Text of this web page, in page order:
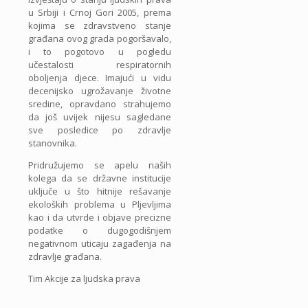
u Srbiji i Crnoj Gori 2005, prema
kojima se zdravstveno stanje
građana ovog grada pogoršavalo,
i to pogotovo u pogledu
učestalosti respiratornih
oboljenja djece. Imajući u vidu
decenijsko ugrožavanje životne
sredine, opravdano strahujemo
da još uvijek nijesu sagledane
sve posledice po zdravlje
stanovnika.
Pridružujemo se apelu naših
kolega da se državne institucije
uključe u što hitnije rešavanje
ekoloških problema u Pljevljima
kao i da utvrde i objave precizne
podatke o dugogodišnjem
negativnom uticaju zagađenja na
zdravlje građana.
Tim Akcije za ljudska prava